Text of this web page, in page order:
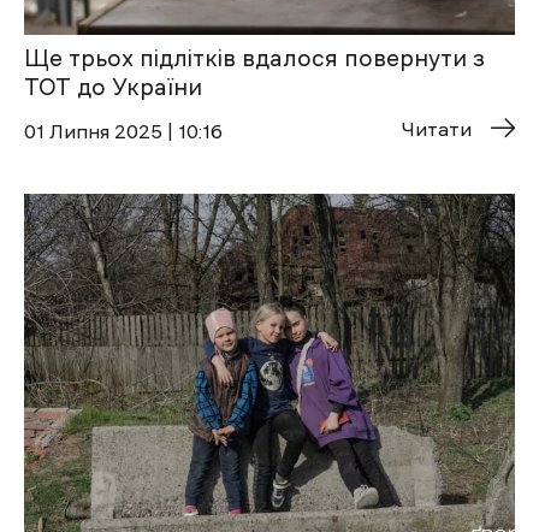
Ще трьох підлітків вдалося повернути з
ТОТ до України
01 Липня 2025 | 10:16 Читати